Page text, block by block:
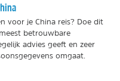
voor je China reis? Doe dit
betrouwbare
advies geeft en zeer
omgaat.